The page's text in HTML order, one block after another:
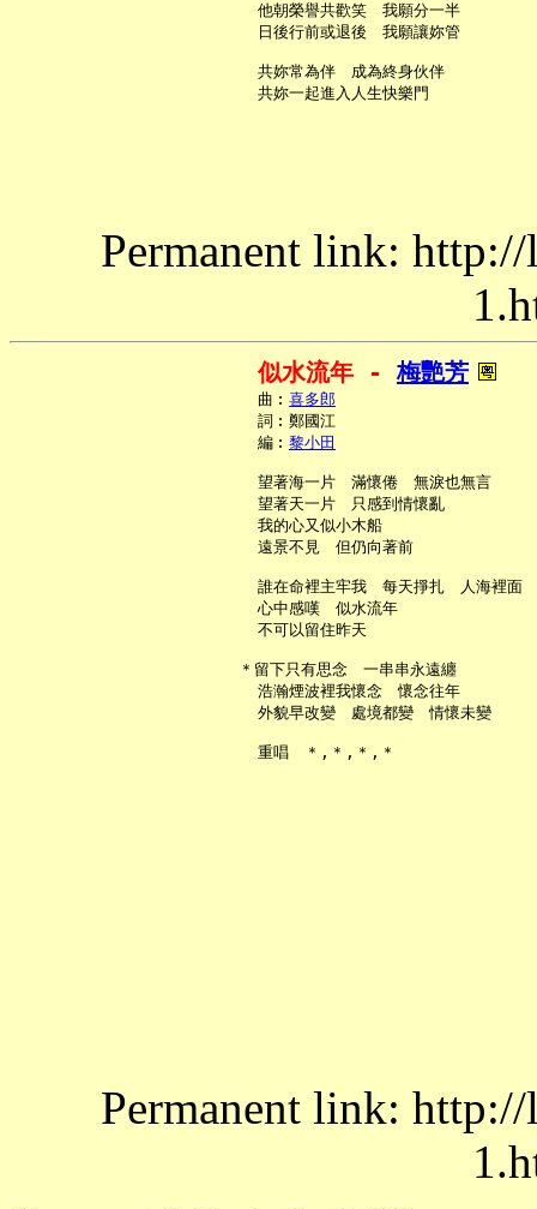
     他朝榮譽共歡笑　我願分一半
     日後行前或退後　我願讓妳管
     共妳常為伴　成為終身伙伴
Permanent link:
似水流年 - 梅艷芳
     曲︰
喜多郎
     詞︰鄭國江
     編︰
黎小田
     望著海一片　滿懷倦　無淚也無言
     望著天一片　只感到情懷亂
     我的心又似小木船
     遠景不見　但仍向著前
     誰在命裡主牢我　每天掙扎　人海裡面
     心中感嘆　似水流年
     不可以留住昨天
   ＊留下只有思念　一串串永遠纏
     浩瀚煙波裡我懷念　懷念往年
     外貌早改變　處境都變　情懷未變
Permanent link: